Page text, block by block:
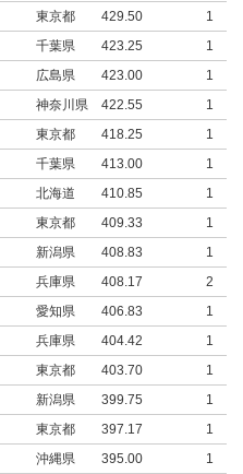
東京都 429.50
1
千葉県 423.25
1
広島県 423.00
1
神奈川県 422.55
1
東京都 418.25
1
千葉県 413.00
1
北海道 410.85
1
東京都 409.33
1
新潟県 408.83
1
兵庫県 408.17
2
愛知県 406.83
1
兵庫県 404.42
1
東京都 403.70
1
新潟県 399.75
1
東京都 397.17
1
沖縄県 395.00
1